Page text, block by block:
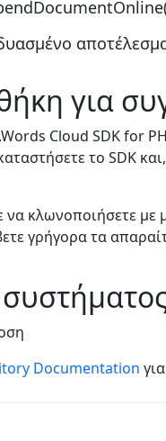
για
Cloud SDK for
το SDK
να κλωνοποιήσετε
γρήγορα τα
Documentation